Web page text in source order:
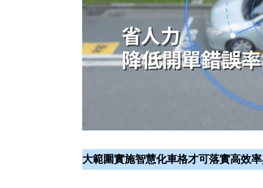
大範圍實施智慧化車格才可落實高效